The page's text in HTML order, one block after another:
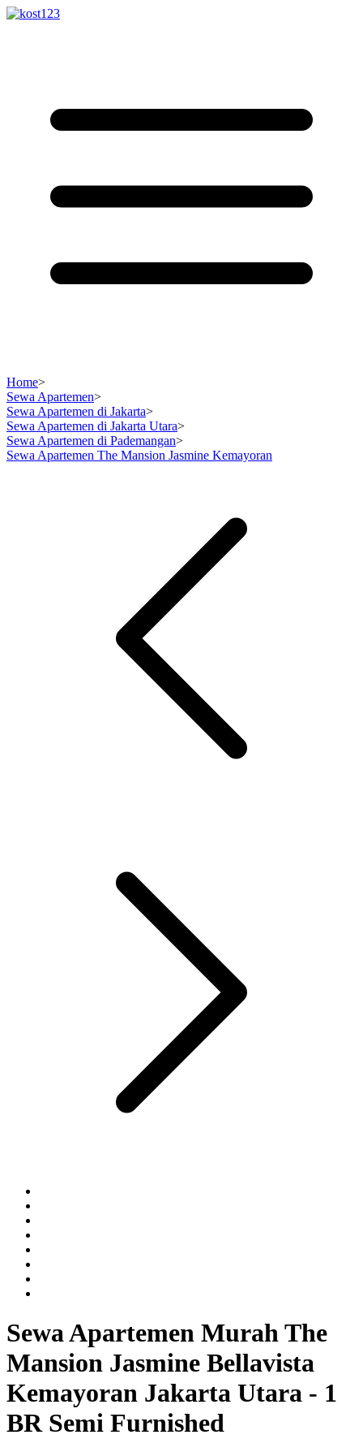
Home>
Sewa Apartemen>
Sewa Apartemen di Jakarta>
Sewa Apartemen di Jakarta Utara>
Sewa Apartemen di Pademangan>
Sewa Apartemen The Mansion Jasmine Kemayoran
Sewa Apartemen Murah The
Mansion Jasmine Bellavista
Kemayoran Jakarta Utara - 1
BR Semi Furnished